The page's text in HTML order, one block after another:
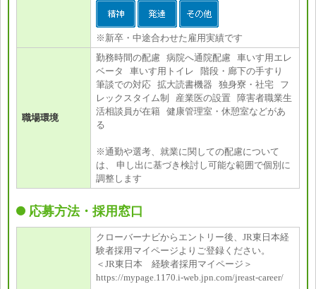
※新卒・中途合わせた雇用実績です
職場環境
勤務時間の配慮 病院へ通院配慮 車いす用エレ
ベータ 車いす用トイレ 階段・廊下の手すり
筆談での対応 拡大読書機器 独身寮・社宅 フ
レックスタイム制 産業医の設置 障害者職業生
活相談員が在籍 健康管理室・休憩室などがあ
る
※通勤や選考、就業に関しての配慮について
は、 申し出に基づき検討し可能な範囲で個別に
調整します
応募方法・採用窓口
クローバーナビからエントリー後、JR東日本経
験者採用マイページよりご登録ください。
＜JR東日本 経験者採用マイページ＞
https://mypage.1170.i-web.jpn.com/jreast-career/